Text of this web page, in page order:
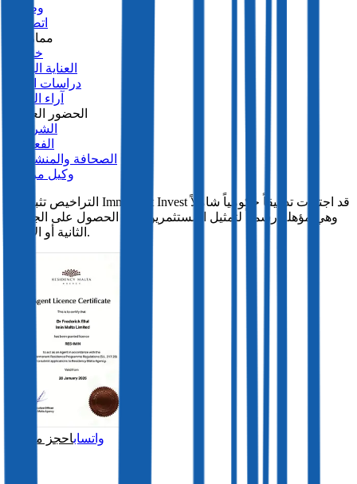
وظائف
اتصل بنا
ممارستنا
خدماتنا
العناية الواجبة
دراسات الحالة
آراء العملاء
الحضور العالمي
الشراكات
الفعاليات
الصحافة والمنشورات
وكيل مرخص
التراخيص تثبت أن Immigrant Invest قد اجتازت تدقيقاً حكومياً شاملاً
وهي مؤهلة رسمياً لتمثيل المستثمرين أثناء الحصول على الجنسية
الثانية أو الإقامة.
واتساباحجز مكالمة